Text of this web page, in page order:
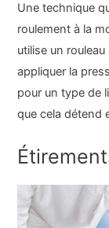
Une technique
roulement à la
utilise un
appliquer la
pour un type de
que cela détend